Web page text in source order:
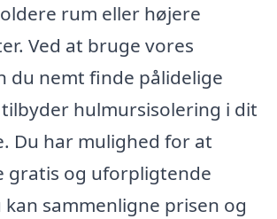
rum eller højere
Ved at bruge vores
du nemt finde pålidelige
hulmursisolering i dit
Du har mulighed for at
gratis og uforpligtende
sammenligne prisen og